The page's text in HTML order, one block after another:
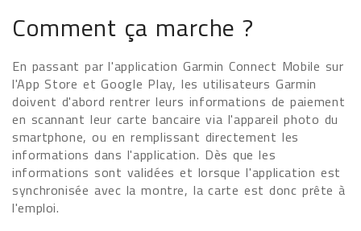
Comment ça marche ?
En passant par l'application Garmin Connect Mobile sur
l'App Store et Google Play, les utilisateurs Garmin
doivent d'abord rentrer leurs informations de paiement
en scannant leur carte bancaire via l'appareil photo du
smartphone, ou en remplissant directement les
informations dans l'application. Dès que les
informations sont validées et lorsque l'application est
synchronisée avec la montre, la carte est donc prête à
l'emploi.